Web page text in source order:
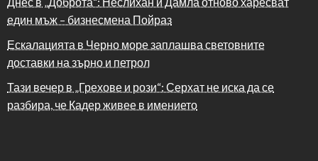
един мъж – бизнесмена Пойраз
Ескалацията в Черно море заплашва световните
доставки на зърно и петрол
Тази вечер в „Грехове и рози“: Серхат не иска да се
разбира, че Кадер живее в имението